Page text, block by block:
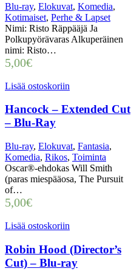
Blu-ray, Elokuvat, Komedia,
Kotimaiset, Perhe & Lapset
Nimi: Risto Räppääjä Ja
Polkupyörävaras Alkuperäinen
nimi: Risto…
5,00€
Lisää ostoskoriin
Hancock – Extended Cut
– Blu-Ray
Blu-ray, Elokuvat, Fantasia,
Komedia, Rikos, Toiminta
Oscar®-ehdokas Will Smith
(paras miespääosa, The Pursuit
of…
5,00€
Lisää ostoskoriin
Robin Hood (Director’s
Cut) – Blu-ray